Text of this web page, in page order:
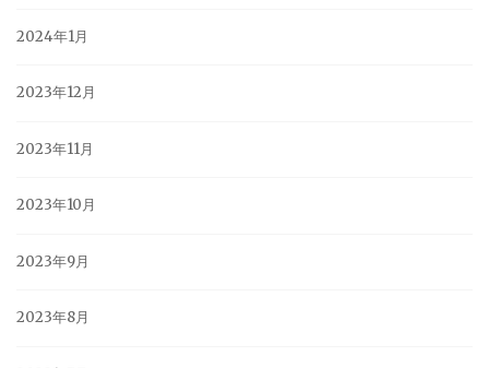
2024年1月
2023年12月
2023年11月
2023年10月
2023年9月
2023年8月